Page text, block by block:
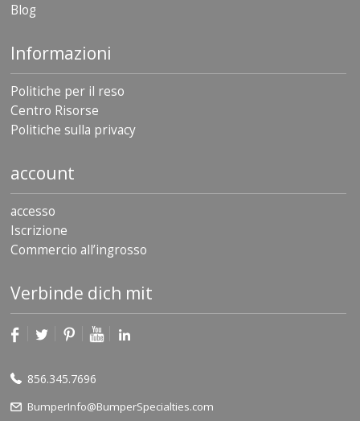
Blog
Informazioni
Politiche per il reso
Centro Risorse
Politiche sulla privacy
account
accesso
Iscrizione
Commercio all’ingrosso
Verbinde dich mit
856.345.7696
BumperInfo@BumperSpecialties.com